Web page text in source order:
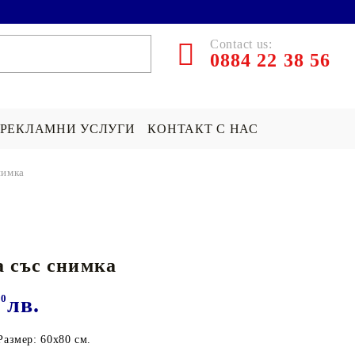
Contact us:
0884 22 38 56
СУИЧЪР ПО ПОРЪЧКА
Star Wars Подаръци
РЕКЛАМНИ УСЛУГИ КОНТАКТ С НАС
със снимка
лв.
60х80 см.